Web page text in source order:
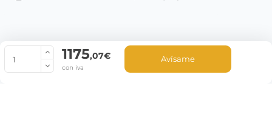
1175,07€
con iva
Avísame
© Copyright 2022 PepeBar.com |
Aviso legal y
Condiciones generales de compra |